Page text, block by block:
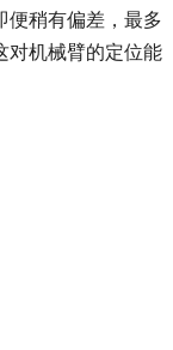
便稍有偏差，最多
对机械臂的定位能